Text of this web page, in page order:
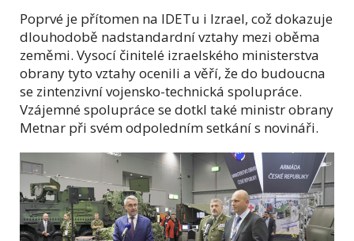
Poprvé je přítomen na IDETu i Izrael, což dokazuje
dlouhodobě nadstandardní vztahy mezi oběma
zeměmi. Vysocí činitelé izraelského ministerstva
obrany tyto vztahy ocenili a věří, že do budoucna
se zintenzivní vojensko-technická spolupráce.
Vzájemné spolupráce se dotkl také ministr obrany
Metnar při svém odpoledním setkání s novináři.